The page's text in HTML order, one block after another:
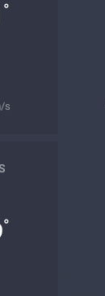
°
s
°